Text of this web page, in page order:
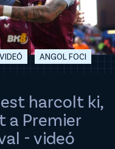
VIDEÓ
ANGOL FOCI
est harcolt ki,
a Premier
- videó